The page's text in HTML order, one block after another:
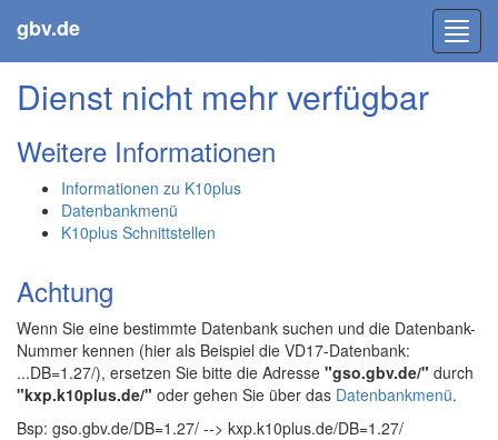
gbv.de
Dienst nicht mehr verfügbar
Weitere Informationen
Informationen zu K10plus
Datenbankmenü
K10plus Schnittstellen
Achtung
Wenn Sie eine bestimmte Datenbank suchen und die Datenbank-
Nummer kennen (hier als Beispiel die VD17-Datenbank:
...DB=1.27/), ersetzen Sie bitte die Adresse "gso.gbv.de/" durch
"kxp.k10plus.de/" oder gehen Sie über das Datenbankmenü.
Bsp: gso.gbv.de/DB=1.27/ --> kxp.k10plus.de/DB=1.27/